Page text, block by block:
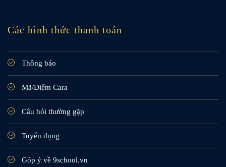
Các hình thức thanh toán
Thông báo
Mã/Điểm Cara
Câu hỏi thường gặp
Tuyển dụng
Góp ý về 9school.vn